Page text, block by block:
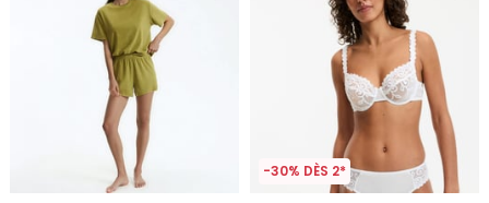
-30% DÈS 2*